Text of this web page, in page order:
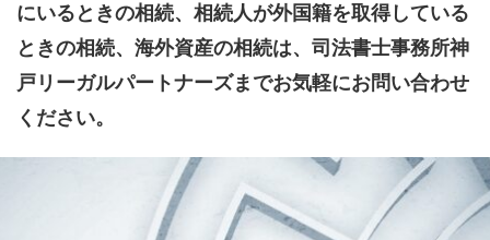
にいるときの相続、相続人が外国籍を取得している
ときの相続、海外資産の相続は、司法書士事務所神
戸リーガルパートナーズまでお気軽にお問い合わせ
ください。